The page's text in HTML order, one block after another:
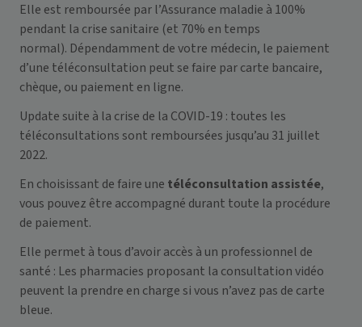
Elle est remboursée par l’Assurance maladie à 100%
pendant la crise sanitaire (et 70% en temps
normal). Dépendamment de votre médecin, le paiement
d’une téléconsultation peut se faire par carte bancaire,
chèque, ou paiement en ligne.
Update suite à la crise de la COVID-19 : toutes les
téléconsultations sont remboursées jusqu’au 31 juillet
2022.
En choisissant de faire une téléconsultation assistée,
vous pouvez être accompagné durant toute la procédure
de paiement.
Elle permet à tous d’avoir accès à un professionnel de
santé : Les pharmacies proposant la consultation vidéo
peuvent la prendre en charge si vous n’avez pas de carte
bleue.